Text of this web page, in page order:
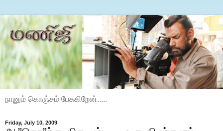
நானும் கொஞ்சம் பேசுகிறேன்.....
Friday, July 10, 2009